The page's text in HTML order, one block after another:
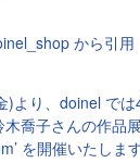
から引用
)より、doinel では
喬子さんの作品
を開催いたします